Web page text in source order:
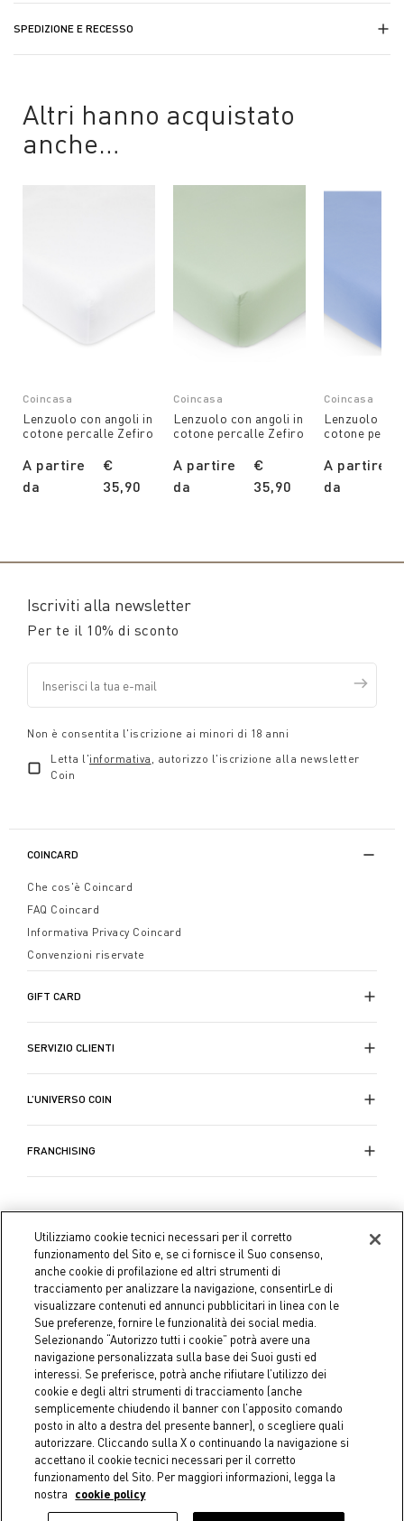
SPEDIZIONE E RECESSO
Altri hanno acquistato
anche…
Coincasa
Lenzuolo con angoli in
cotone percalle Zefiro
A partire
da
€
35,90
Coincasa
Lenzuolo con angoli in
cotone percalle Zefiro
A partire
da
€
35,90
Coincasa
Lenzuolo
cotone
A partire
da
Iscriviti alla newsletter
Per te il 10% di sconto
Non è consentita l'iscrizione ai minori di 18 anni
Letta l'informativa , autorizzo l'iscrizione alla newsletter
Coin
COINCARD
Che cos'è Coincard
FAQ Coincard
Informativa Privacy Coincard
Convenzioni riservate
GIFT CARD
SERVIZIO CLIENTI
L’UNIVERSO COIN
FRANCHISING
Coin S.p.A. C.F./P.IVA 04391480276, capitale sociale 10.123.282,23
Euro i.v.
Dati aziendali Cookie Policy Informativa Privacy
Utilizziamo cookie tecnici necessari per il corretto
funzionamento del Sito e, se ci fornisce il Suo consenso,
anche cookie di profilazione ed altri strumenti di
tracciamento per analizzare la navigazione, consentirLe di
visualizzare contenuti ed annunci pubblicitari in linea con le
Sue preferenze, fornire le funzionalità dei social media.
Selezionando “Autorizzo tutti i cookie” potrà avere una
navigazione personalizzata sulla base dei Suoi gusti ed
interessi. Se preferisce, potrà anche rifiutare l’utilizzo dei
cookie e degli altri strumenti di tracciamento (anche
semplicemente chiudendo il banner con l’apposito comando
posto in alto a destra del presente banner), o scegliere quali
autorizzare. Cliccando sulla X o continuando la navigazione si
accettano il cookie tecnici necessari per il corretto
funzionamento del Sito. Per maggiori informazioni, legga la
nostra
cookie policy